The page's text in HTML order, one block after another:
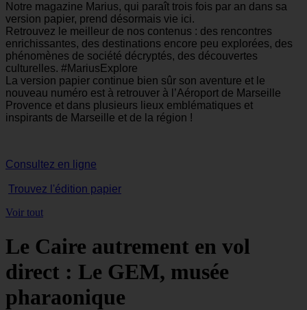
Notre magazine Marius, qui paraît trois fois par an dans sa
version papier, prend désormais vie ici.
Retrouvez le meilleur de nos contenus : des rencontres
enrichissantes, des destinations encore peu explorées, des
phénomènes de société décryptés, des découvertes
culturelles. #MariusExplore
La version papier continue bien sûr son aventure et le
nouveau numéro est à retrouver à l’Aéroport de Marseille
Provence et dans plusieurs lieux emblématiques et
inspirants de Marseille et de la région !
Consultez en ligne
Trouvez l'édition papier
Voir tout
Le Caire autrement en vol
direct : Le GEM, musée
pharaonique